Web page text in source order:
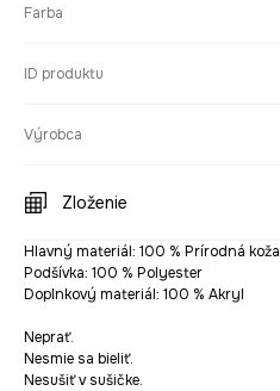
Farba
ID produktu
Výrobca
Zloženie
Hlavný materiál: 100 % Prírodná koža
Podšívka: 100 % Polyester
Doplnkový materiál: 100 % Akryl
Neprať.
Nesmie sa bieliť.
Nesušiť v sušičke.